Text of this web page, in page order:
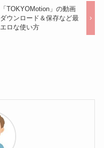
「TOKYOMotion」の動画
ダウンロード＆保存など最
エロな使い方